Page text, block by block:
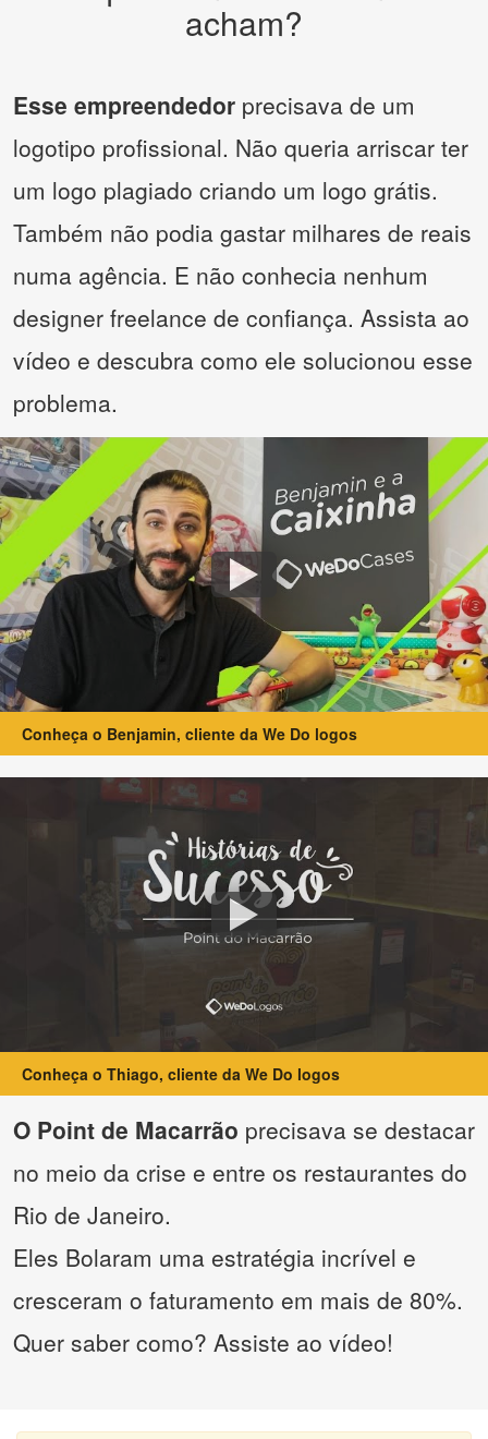
acham?
Esse empreendedor precisava de um
logotipo profissional. Não queria arriscar ter
um logo plagiado criando um logo grátis.
Também não podia gastar milhares de reais
numa agência. E não conhecia nenhum
designer freelance de confiança. Assista ao
vídeo e descubra como ele solucionou esse
problema.
Conheça o Benjamin, cliente da We Do logos
Conheça o Thiago, cliente da We Do logos
O Point de Macarrão precisava se destacar
no meio da crise e entre os restaurantes do
Rio de Janeiro.
Eles Bolaram uma estratégia incrível e
cresceram o faturamento em mais de 80%.
Quer saber como? Assiste ao vídeo!